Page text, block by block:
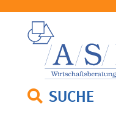
SUCHE